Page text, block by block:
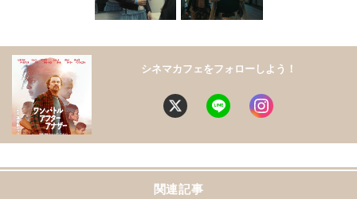
シネマカフェをフォローしよう！
関連記事